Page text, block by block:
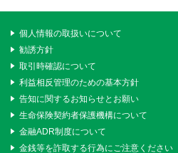
個人情報の取扱いについて
勧誘方針
取引時確認について
利益相反管理のための基本方針
告知に関するお知らせとお願い
生命保険契約者保護機構について
金融ADR制度について
金銭等を詐取する行為にご注意ください